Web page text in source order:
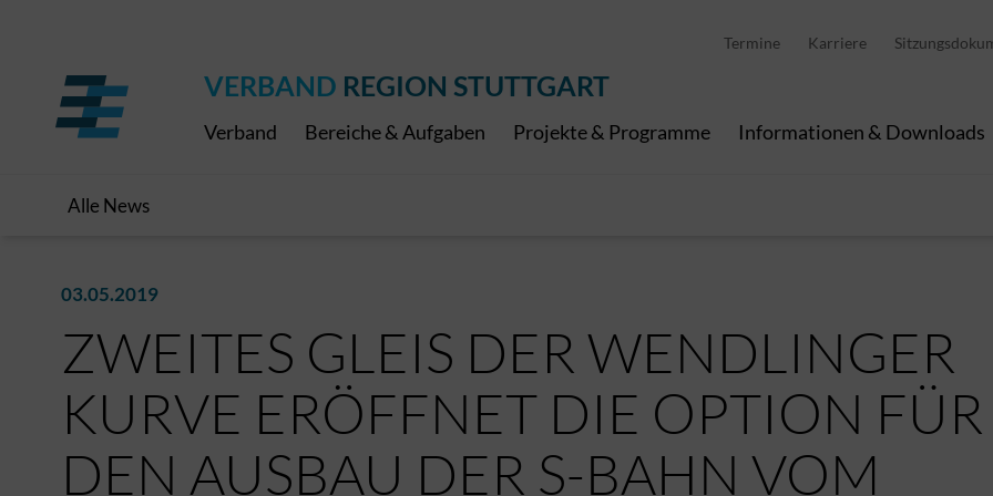
Termine Karriere
VERBAND REGION STUTTGART
Verband Bereiche & Aufgaben Projekte & Programme Informationen & Downloads
Alle News
03.05.2019
ZWEITES GLEIS DER WENDLINGER
KURVE ERÖFFNET DIE OPTION FÜR
DEN AUSBAU DER S-BAHN VOM